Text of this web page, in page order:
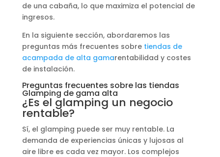
de una cabaña, lo que maximiza el potencial de
ingresos.
En la siguiente sección, abordaremos las
preguntas más frecuentes sobre tiendas de
acampada de alta gamarentabilidad y costes
de instalación.
Preguntas frecuentes sobre las tiendas
Glamping de gama alta
¿Es el glamping un negocio
rentable?
Sí, el glamping puede ser muy rentable. La
demanda de experiencias únicas y lujosas al
aire libre es cada vez mayor. Los complejos